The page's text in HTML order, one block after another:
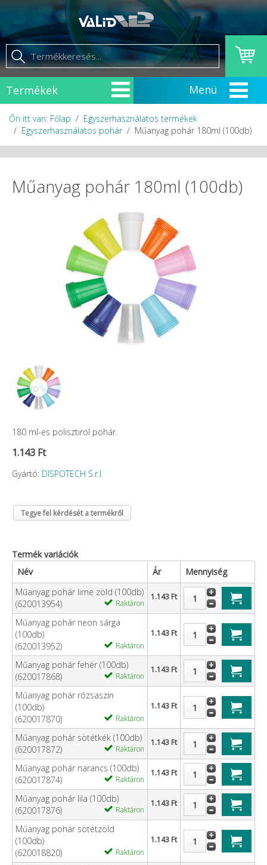
Termékek
Őn itt van: Főlap
Egyszerhasználatos termékek
Egyszerhasználatos pohár
Műanyag pohár 180ml (100db)
Műanyag pohár 180ml (100db)
180 ml-es polisztirol pohár.
1.143 Ft
Gyártó: DISPOTECH S.r.l.
Tegye fel kérdését a termékről
Termék variációk
Név
Ár
Mennyiség
Műanyag pohár lime zöld (100db)
(620013954)
Raktáron
1.143 Ft
Műanyag pohár neon sárga
(100db)
(620013952)
Raktáron
1.143 Ft
Műanyag pohár fehér (100db)
(620017868)
Raktáron
1.143 Ft
Műanyag pohár rózsaszín
(100db)
(620017870)
Raktáron
1.143 Ft
Műanyag pohár sötétkék (100db)
(620017872)
Raktáron
1.143 Ft
Műanyag pohár narancs (100db)
(620017874)
Raktáron
1.143 Ft
Műanyag pohár lila (100db)
(620017876)
Raktáron
1.143 Ft
Műanyag pohár sötétzöld
(100db)
(620018820)
Raktáron
1.143 Ft